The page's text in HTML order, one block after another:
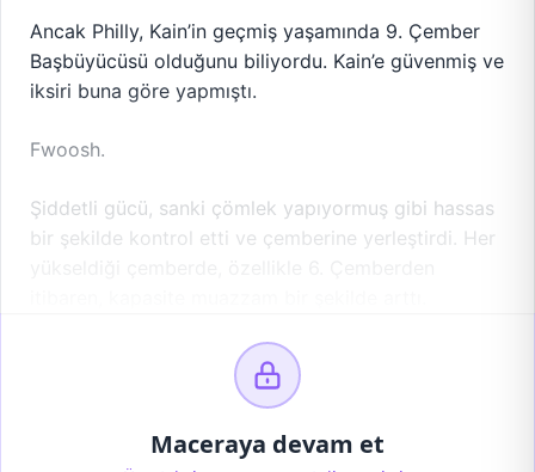
Ancak Philly, Kain’in geçmiş yaşamında 9. Çember
Başbüyücüsü olduğunu biliyordu. Kain’e güvenmiş ve
iksiri buna göre yapmıştı.
Fwoosh.
Şiddetli gücü, sanki çömlek yapıyormuş gibi hassas
bir şekilde kontrol etti ve çemberine yerleştirdi. Her
Maceraya devam et